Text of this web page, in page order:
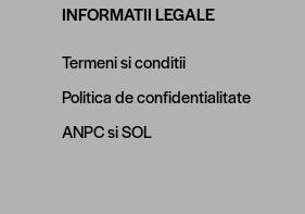
INFORMATII LEGALE
Termeni si conditii
Politica de confidentialitate
ANPCsiSOL